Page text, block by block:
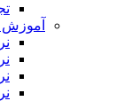
آموزش های